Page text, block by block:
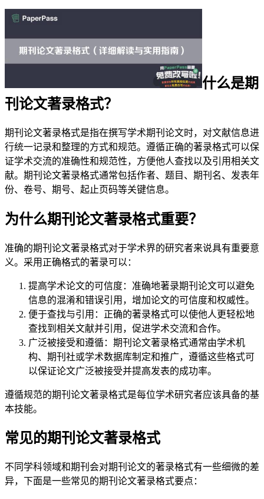
什么是期
刊论文著录格式？
期刊论文著录格式是指在撰写学术期刊论文时，对文献信息进
行统一记录和整理的方式和规范。遵循正确的著录格式可以保
证学术交流的准确性和规范性，方便他人查找以及引用相关文
献。期刊论文著录格式通常包括作者、题目、期刊名、发表年
份、卷号、期号、起止页码等关键信息。
为什么期刊论文著录格式重要？
准确的期刊论文著录格式对于学术界的研究者来说具有重要意
义。采用正确格式的著录可以：
提高学术论文的可信度：准确地著录期刊论文可以避免
信息的混淆和错误引用，增加论文的可信度和权威性。
便于查找与引用：正确的著录格式可以使他人更轻松地
查找到相关文献并引用，促进学术交流和合作。
广泛被接受和遵循：期刊论文著录格式通常由学术机
构、期刊社或学术数据库制定和推广，遵循这些格式可
以保证论文广泛被接受并提高发表的成功率。
遵循规范的期刊论文著录格式是每位学术研究者应该具备的基
本技能。
常见的期刊论文著录格式
不同学科领域和期刊会对期刊论文的著录格式有一些细微的差
异，下面是一些常见的期刊论文著录格式要点：